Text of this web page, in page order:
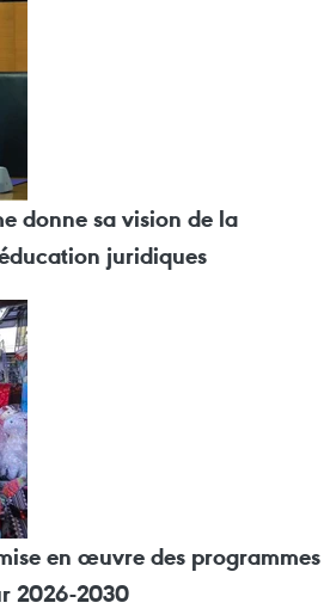
donne sa vision de la
juridiques
en œuvre des programmes
2026-2030